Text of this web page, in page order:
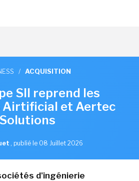
/ ACQUISITION
SII reprend les
Airtificial et Aertec
Solutions
, publié le 08 Juillet 2026
d'ingénierie